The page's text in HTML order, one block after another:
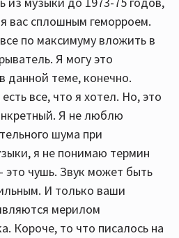
вас сплошным геморроем.
по максимуму вложить в
Я могу это
данной теме, конечно.
все, что я хотел. Но, это
Я не люблю
шума при
я не понимаю термин
это чушь. Звук может быть
И только ваши
мерилом
Короче, то что писалось на